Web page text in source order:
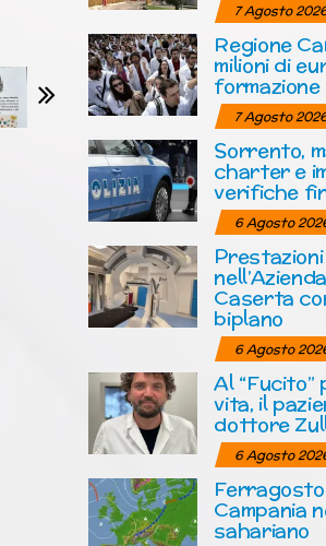
7 Agosto
Regione
milioni di
7 Agosto
Sorrento,
charter e
verifiche
6 Agosto
Caserta
biplano
6 Agosto
Al “Fucito”
vita, il
dottore
6 Agosto
Campania
sahariano